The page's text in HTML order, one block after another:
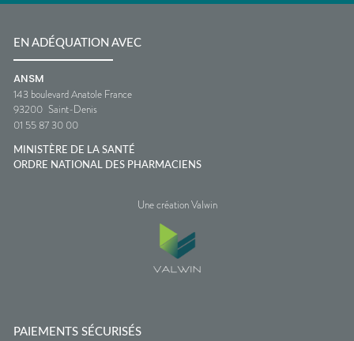
EN ADÉQUATION AVEC
ANSM
143 boulevard Anatole France
93200 Saint-Denis
01 55 87 30 00
MINISTÈRE DE LA SANTÉ
ORDRE NATIONAL DES PHARMACIENS
Une création Valwin
PAIEMENTS SÉCURISÉS